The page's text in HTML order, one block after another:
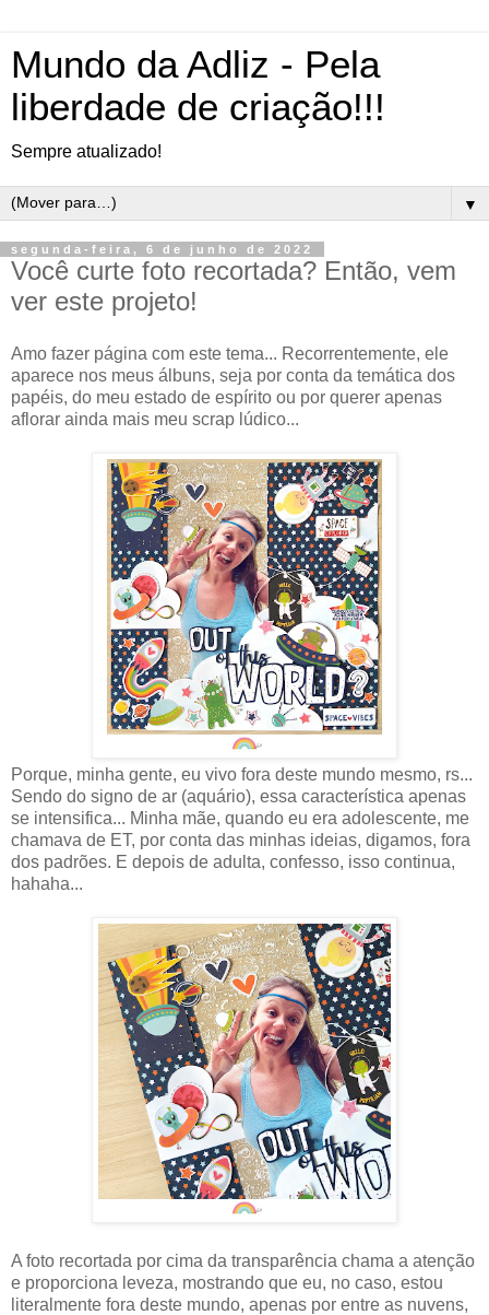
Mundo da Adliz - Pela
liberdade de criação!!!
Sempre atualizado!
▼
segunda-feira, 6 de junho de 2022
Você curte foto recortada? Então, vem
ver este projeto!
Amo fazer página com este tema... Recorrentemente, ele
aparece nos meus álbuns, seja por conta da temática dos
papéis, do meu estado de espírito ou por querer apenas
aflorar ainda mais meu scrap lúdico...
Porque, minha gente, eu vivo fora deste mundo mesmo, rs...
Sendo do signo de ar (aquário), essa característica apenas
se intensifica... Minha mãe, quando eu era adolescente, me
chamava de ET, por conta das minhas ideias, digamos, fora
dos padrões. E depois de adulta, confesso, isso continua,
hahaha...
A foto recortada por cima da transparência chama a atenção
e proporciona leveza, mostrando que eu, no caso, estou
literalmente fora deste mundo, apenas por entre as nuvens,